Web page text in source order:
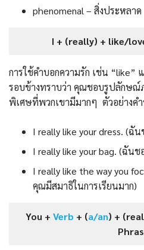
phenomenal – สิ่งประหลาด
I + (really) + like/
การใช้คำบอกความรัก เช่น “like”
รอบข้างทราบว่า คุณชอบรูปลักษณ์
พิเศษที่พวกเขามีมากๆ ตัวอย่างค
I really like your dress. (ฉั
I really like your bag. (ฉัน
I really like the way you
คุณมีสมาธิในการเรียนมาก)
You + Verb + (a/an) +